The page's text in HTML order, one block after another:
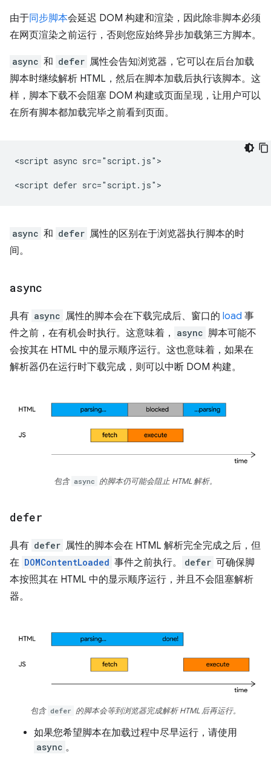
由于同步脚本会延迟 DOM 构建和渲染，因此除非脚本必须
在网页渲染之前运行，否则您应始终异步加载第三方脚本。
async 和 defer 属性会告知浏览器，它可以在后台加载
脚本时继续解析 HTML，然后在脚本加载后执行该脚本。这
样，脚本下载不会阻塞 DOM 构建或页面呈现，让用户可以
在所有脚本都加载完毕之前看到页面。
<script async src="script.js">
async 和 defer 属性的区别在于浏览器执行脚本的时
间。
async
具有 async 属性的脚本会在下载完成后、窗口的 load 事
件之前，在有机会时执行。这意味着，
async 脚本可能不
会按其在 HTML 中的显示顺序运行。这也意味着，如果在
解析器仍在运行时下载完成，则可以中断 DOM 构建。
包含 async 的脚本仍可能会阻止 HTML 解析。
defer
具有 defer 属性的脚本会在 HTML 解析完全完成之后，但
在 DOMContentLoaded 事件之前执行。 defer 可确保脚
本按照其在 HTML 中的显示顺序运行，并且不会阻塞解析
器。
包含 defer 的脚本会等到浏览器完成解析 HTML 后再运行。
如果您希望脚本在加载过程中尽早运行，请使用
async 。